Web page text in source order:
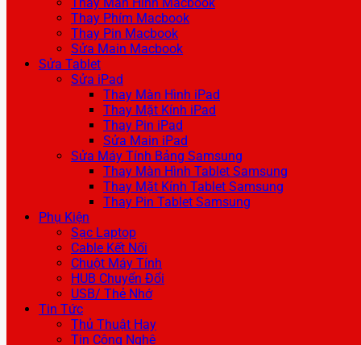
Thay Phím Macbook
Thay Pin Macbook
Sửa Main Macbook
Sửa Tablet
Sửa iPad
Thay Màn Hình iPad
Thay Mặt Kính iPad
Thay Pin iPad
Sửa Main iPad
Sửa Máy Tính Bảng Samsung
Thay Màn Hình Tablet Samsung
Thay Mặt Kính Tablet Samsung
Thay Pin Tablet Samsung
Phụ Kiện
Sạc Laptop
Cable Kết Nối
Chuột Máy Tính
HUB Chuyển Đổi
USB/ Thẻ Nhớ
Tin Tức
Thủ Thuật Hay
Tin Công Nghệ